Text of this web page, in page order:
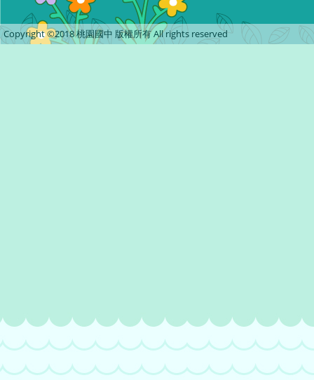
Copyright ©2018 桃園國中 版權所有 All rights reserved